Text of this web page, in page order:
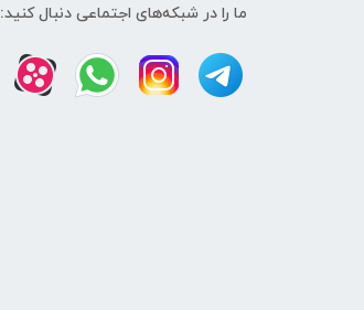
ما را در شبکه‌های اجتماعی دنبال کنید: